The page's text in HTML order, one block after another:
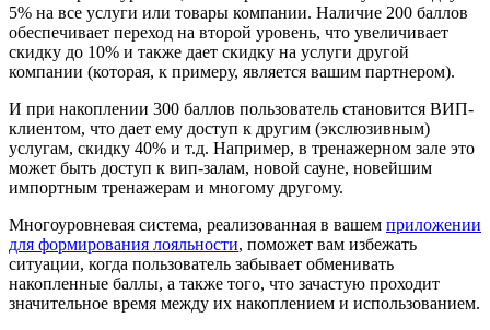
5% на все услуги или товары компании. Наличие 200 баллов
обеспечивает переход на второй уровень, что увеличивает
скидку до 10% и также дает скидку на услуги другой
компании (которая, к примеру, является вашим партнером).
И при накоплении 300 баллов пользователь становится ВИП-
клиентом, что дает ему доступ к другим (экслюзивным)
услугам, скидку 40% и т.д. Например, в тренажерном зале это
может быть доступ к вип-залам, новой сауне, новейшим
импортным тренажерам и многому другому.
Многоуровневая система, реализованная в вашем приложении
для формирования лояльности, поможет вам избежать
ситуации, когда пользователь забывает обменивать
накопленные баллы, а также того, что зачастую проходит
значительное время между их накоплением и использованием.